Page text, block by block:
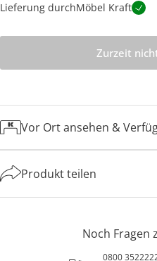
Lieferung durchMöbel Kraft
Zurzeit
Vor Ort ansehen &
Produkt teilen
Noch Fragen
0800